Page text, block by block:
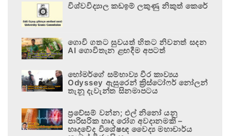
විශ්වවිද්‍යාල කඩඉම් ලකුණු නිකුත් කෙරේ
ගොවි ගතට සුවයත් හිතට නිවනත් සදන
AI ගොවිතැන ළඟදීම අපටත්
හෝමර්ගේ සම්භාව්‍ය වීර කාව්‍යය
Odyssey ඇසුරෙන් ක්‍රිස්ටෝෆර් නෝලන්
තැනූ දැවැන්ත සිනමාපටය
ප්‍රවේසම් වන්න; එල් නිනෝ යනු
පාරිසරික හෘද රෝග අවදානමකි –
හෘදවේද විශේෂඥ වෛද්‍ය මහාචාර්ය